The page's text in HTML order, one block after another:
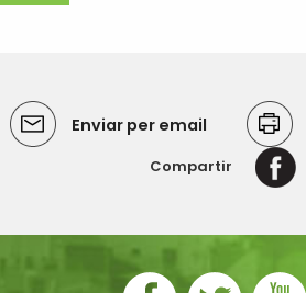
Enviar per email
Compartir